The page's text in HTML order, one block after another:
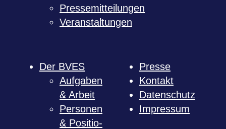
Pres­se­mit­tei­lun­gen
Ver­an­stal­tun­gen
Der BVES
Auf­ga­ben
& Arbeit
Per­so­nen
& Posi­tio­
Presse
Kon­takt
Daten­schutz
Impres­sum